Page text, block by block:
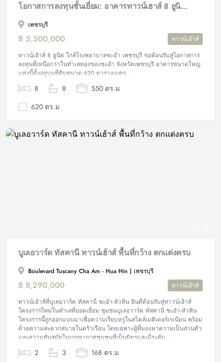
โอกาสการลงทุนชั้นเยี่ยม: อาคารทาวน์เฮาส์ 8 ยูนิต กลางเมืองชะอำ
เพชรบุรี
฿ 5,500,000
ทาวน์เฮ้าส์
ทาวน์เฮ้าส์ 8 ยูนิต ใกล้โรงพยาบาลชะอำ เพชรบุรี ขอต้อนรับสู่โอกาสการ
ลงทุนที่เหนือกว่าในทำเลทองของชะอำ จังหวัดเพชรบุรี อาคารขนาดใหญ่
แห่งนี้ตั้งอยู่บนที่ดินขนาด 620 ตารางเมตร...
8 8
550 ตร.ม
620 ตร.ม
บูเลอวาร์ด ทัสคานี ทาวน์เฮ้าส์ พื้นที่กว้าง ตกแต่งครบ
Boulevard Tuscany Cha Am - Hua Hin | เพชรบุรี
฿ 8,290,000
ทาวน์เฮ้าส์
ทาวน์เฮ้าส์ที่บูเลอวาร์ด ทัสคานี ชะอำ-หัวหิน ยินดีต้อนรับสู่ทาวน์เฮ้าส์
โครงการใหม่ในทำเลที่ยอดเยี่ยม ชุมชนบูเลอวาร์ด ทัสคานี ชะอำ-หัวหิน
โครงการนี้ถูกออกแบบมาเพื่อความเรียบหรูในสไตล์เมดิเตอร์เรเนียน พร้อม
ด้วยความสะดวกสบายในครัวเรือน โดยเฉพาะผู้ที่มองหาความเป็นส่วนตัว
และความทันสมัยในบรรยากาศชุมชนที่เป็นมิตรและมีระดับ...
2 3 168 ตร.ม